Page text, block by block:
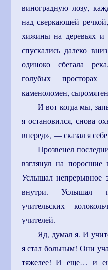
виноградную лозу,
над сверкающей
хижины на деревьях
спускались далеко
одиноко сбегала
голубых
каменоломен,
И вот когда мы,
я остановился, снова
вперед», — сказал я
Прозвенел
взглянул на
Услышал непрерывное
внутри. Услышал
учительских
учителей.
Яд, думал я. И
я стал больным! Они
тяжелее! И еще… и